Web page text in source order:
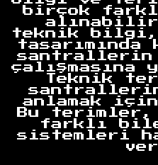
birçok
teknik
santrallerin
çalışmasına
Teknik
anlamak
Bu
farklı
sistemleri